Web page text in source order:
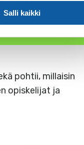
Salli kaikki
pohtii, millaisin
opiskelijat ja